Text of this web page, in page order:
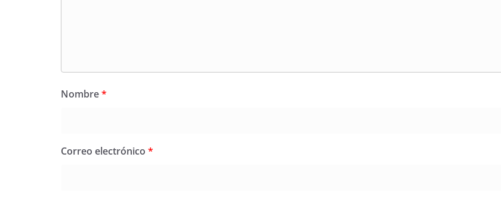
Nombre*
Correo electrónico *